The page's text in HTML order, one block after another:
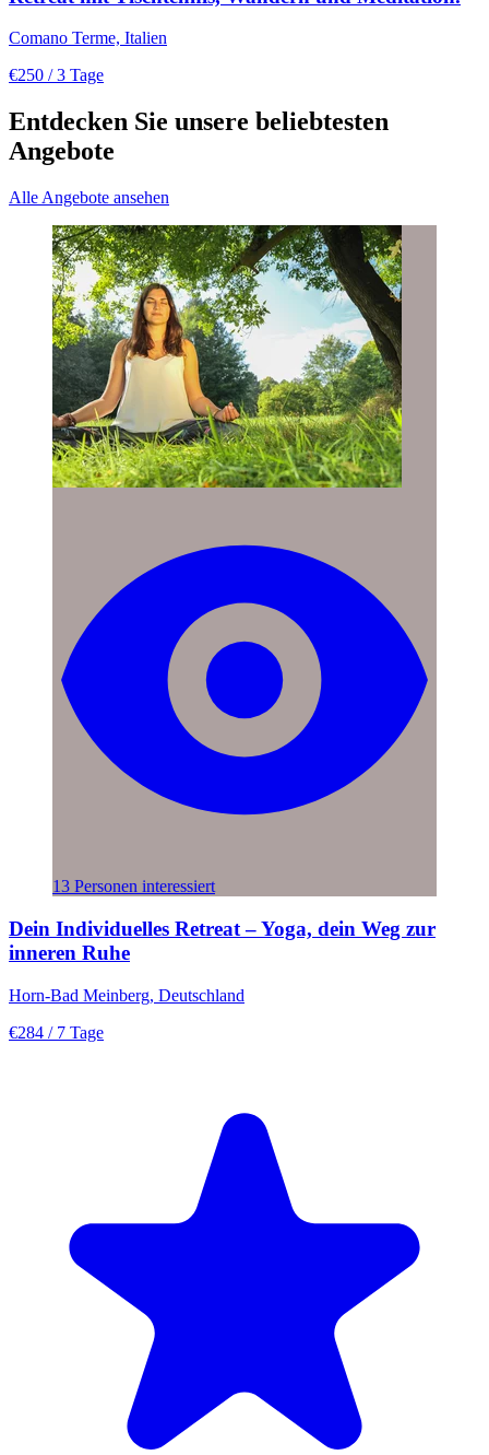
Comano Terme, Italien
€250 / 3 Tage
Entdecken Sie unsere beliebtesten
Angebote
Alle Angebote ansehen
13 Personen interessiert
Dein Individuelles Retreat – Yoga, dein Weg zur
inneren Ruhe
Horn-Bad Meinberg, Deutschland
€284 / 7 Tage